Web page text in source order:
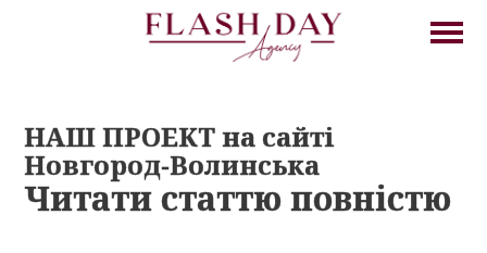
НАШ ПРОЕКТ на сайті
Новгород-Волинська
Читати статтю повністю